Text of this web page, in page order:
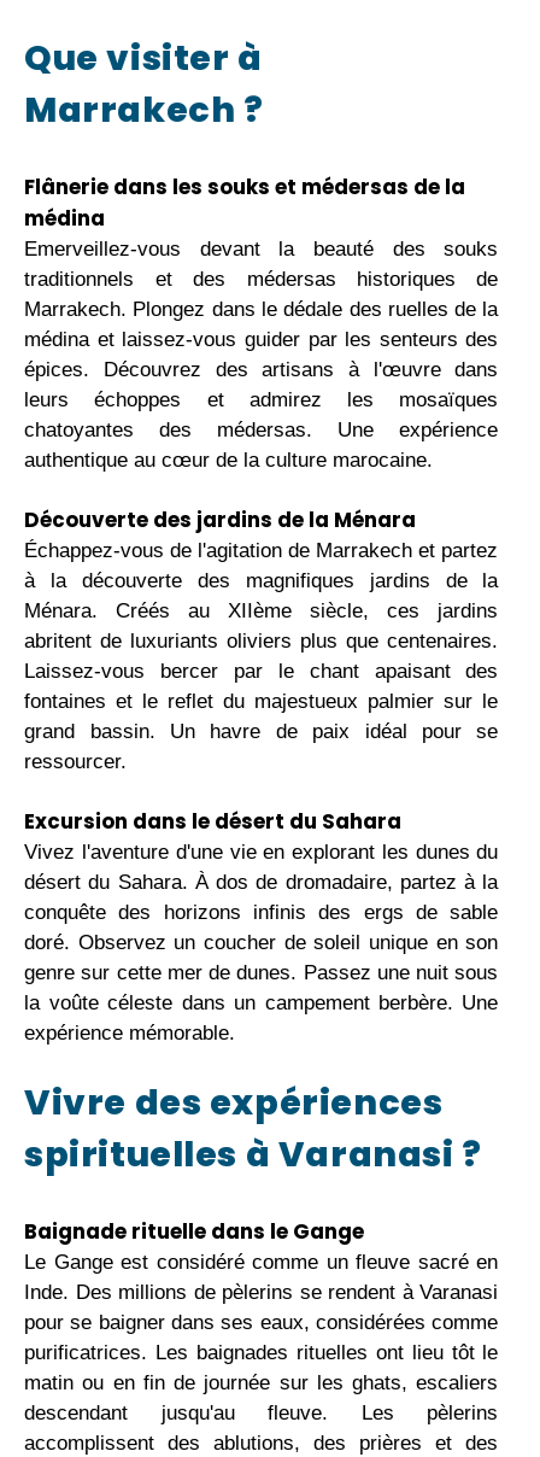
Que visiter à
Marrakech ?
Flânerie dans les souks et médersas de la
médina
Emerveillez-vous devant la beauté des souks
traditionnels et des médersas historiques de
Marrakech. Plongez dans le dédale des ruelles de la
médina et laissez-vous guider par les senteurs des
épices. Découvrez des artisans à l'œuvre dans
leurs échoppes et admirez les mosaïques
chatoyantes des médersas. Une expérience
authentique au cœur de la culture marocaine.
Découverte des jardins de la Ménara
Échappez-vous de l'agitation de Marrakech et partez
à la découverte des magnifiques jardins de la
Ménara. Créés au XIIème siècle, ces jardins
abritent de luxuriants oliviers plus que centenaires.
Laissez-vous bercer par le chant apaisant des
fontaines et le reflet du majestueux palmier sur le
grand bassin. Un havre de paix idéal pour se
ressourcer.
Excursion dans le désert du Sahara
Vivez l'aventure d'une vie en explorant les dunes du
désert du Sahara. À dos de dromadaire, partez à la
conquête des horizons infinis des ergs de sable
doré. Observez un coucher de soleil unique en son
genre sur cette mer de dunes. Passez une nuit sous
la voûte céleste dans un campement berbère. Une
expérience mémorable.
Vivre des expériences
spirituelles à Varanasi ?
Baignade rituelle dans le Gange
Le Gange est considéré comme un fleuve sacré en
Inde. Des millions de pèlerins se rendent à Varanasi
pour se baigner dans ses eaux, considérées comme
purificatrices. Les baignades rituelles ont lieu tôt le
matin ou en fin de journée sur les ghats, escaliers
descendant jusqu'au fleuve. Les pèlerins
accomplissent des ablutions, des prières et des